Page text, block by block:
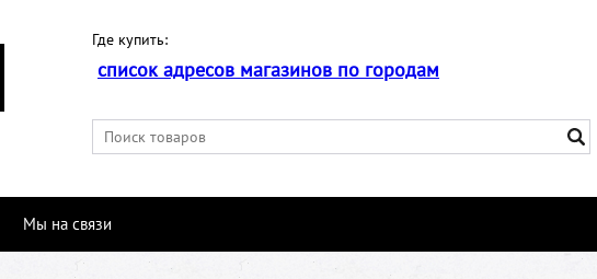
Где купить:
список адресов магазинов по городам
Мы на связи